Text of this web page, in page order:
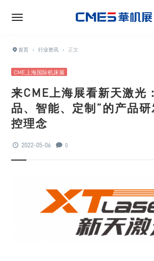
首页 › 行业资讯 › 正文
CME上海国际机床展
来CME上海展看新天激光
品、智能、定制”的产品研
控理念
2022-05-06 0